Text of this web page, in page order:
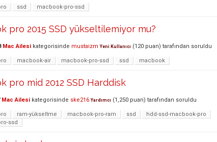
ssd macbook-pro-ssd
pro 2015 SSD yükseltilemiyor mu?
Mac Ailesi kategorisinde mustaizm Yeni Kullanıcı (120 puan) tarafından soruldu
macbook-air macbook-pro-ssd ssd macbook
pro mid 2012 SSD Harddisk
Mac Ailesi kategorisinde ske216 Yardımcı (1,250 puan) tarafından soruldu
ram-yükseltme macbook-pro-ram ssd
hdd-ssd-macbook-pro
ssd